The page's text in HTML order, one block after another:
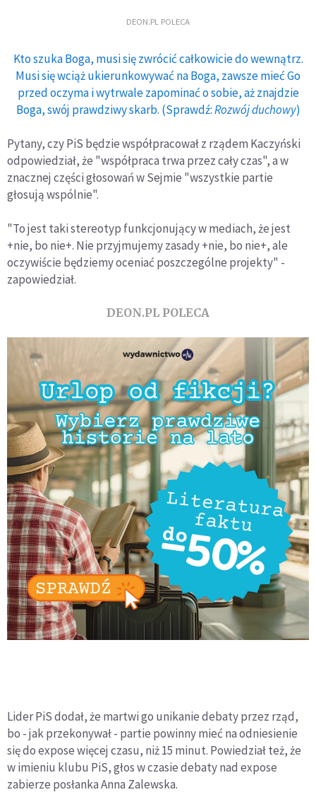
DEON.PL POLECA
Kto szuka Boga, musi się zwrócić całkowicie do wewnątrz.
Musi się wciąż ukierunkowywać na Boga, zawsze mieć Go
przed oczyma i wytrwale zapominać o sobie, aż znajdzie
Boga, swój prawdziwy skarb. (Sprawdź:Rozwój duchowy)
Pytany, czy PiS będzie współpracował z rządem Kaczyński
odpowiedział, że "współpraca trwa przez cały czas", a w
znacznej części głosowań w Sejmie "wszystkie partie
głosują wspólnie".
"To jest taki stereotyp funkcjonujący w mediach, że jest
+nie, bo nie+. Nie przyjmujemy zasady +nie, bo nie+, ale
oczywiście będziemy oceniać poszczególne projekty" -
zapowiedział.
DEON.PL POLECA
Lider PiS dodał, że martwi go unikanie debaty przez rząd,
bo - jak przekonywał - partie powinny mieć na odniesienie
się do expose więcej czasu, niż 15 minut. Powiedział też, że
w imieniu klubu PiS, głos w czasie debaty nad expose
zabierze posłanka Anna Zalewska.